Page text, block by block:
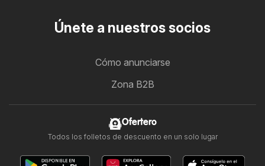
Únete a nuestros socios
Cómo anunciarse
Zona B2B
Ofertero
Todos los folletos de descuento en un solo lugar